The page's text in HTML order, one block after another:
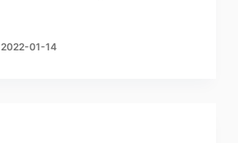
2022-01-14